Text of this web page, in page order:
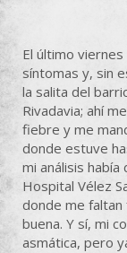
El último
síntomas y, sin
la salita del
Rivadavia; ahí
fiebre y me
donde estuve
mi análisis
Hospital Vélez
donde me
buena. Y sí, mi
asmática, pero